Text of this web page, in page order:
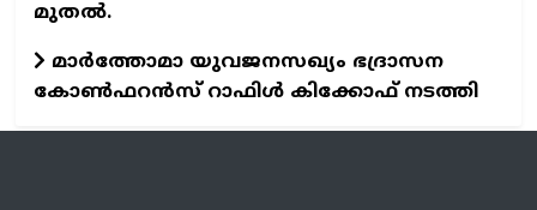
മുതല്‍.
മാര്‍ത്തോമാ യുവജനസഖ്യം ഭദ്രാസന
കോണ്‍ഫറന്‍സ് റാഫിള്‍ കിക്കോഫ് നടത്തി